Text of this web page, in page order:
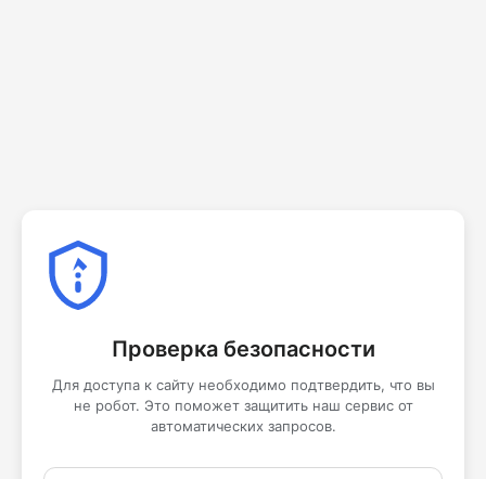
Проверка безопасности
Для доступа к сайту необходимо подтвердить, что вы
не робот. Это поможет защитить наш сервис от
автоматических запросов.